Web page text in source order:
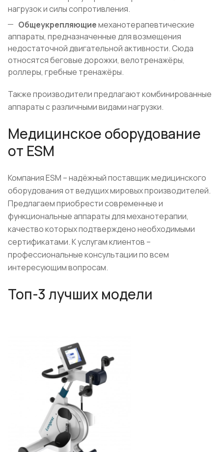
нагрузок и силы сопротивления.
Общеукрепляющиемеханотерапевтические
аппараты, предназначенные для возмещения
недостаточной двигательной активности. Сюда
относятся беговые дорожки, велотренажёры,
роллеры, гребные тренажёры.
Также производители предлагают комбинированные
аппараты с различными видами нагрузки.
Медицинское оборудование
от ESM
Компания ESM – надёжный поставщик медицинского
оборудования от ведущих мировых производителей.
Предлагаем приобрести современные и
функциональные аппараты для механотерапии,
качество которых подтверждено необходимыми
сертификатами. К услугам клиентов –
профессиональные консультации по всем
интересующим вопросам.
Топ-3 лучших модели